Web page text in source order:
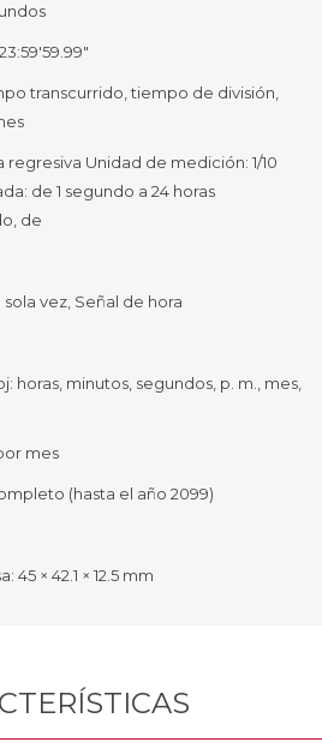
transcurrido, tiempo de división,
Unidad de medición: 1/10
de 1 segundo a 24 horas
de
vez, Señal de hora
horas, minutos, segundos, p. m., mes,
mes
(hasta el año 2099)
× 42.1 × 12.5 mm